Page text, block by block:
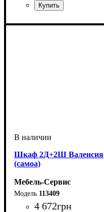
Шкаф 2Д+2Ш Валенсия
(самоа)
Мебель-Сервис
113409
4 672грн